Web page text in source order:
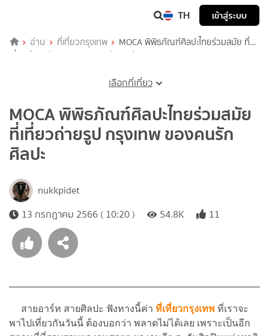
TH เข้าสู่ระบบ
อ่าน ที่เที่ยวกรุงเทพ
MOCA พิพิธภัณฑ์ศิลปะไทยร่วมสมัย ที่
เที่ยวถ่ายรูป กรุงเทพ ของคนรักศิลปะ
เลือกที่เที่ยว
MOCA พิพิธภัณฑ์ศิลปะไทยร่วมสมัย
ที่เที่ยวถ่ายรูป กรุงเทพ ของคนรัก
ศิลปะ
nukkpidet
13 กรกฎาคม 2566 ( 10:20 )
54.8K 11
สายอาร์ท สายศิลปะ ฟังทางนี้ค่า ที่เที่ยวกรุงเทพ ที่เราจะ
พาไปเที่ยวกันวันนี้ ต้องบอกว่า พลาดไม่ได้เลย เพราะเป็นอีก